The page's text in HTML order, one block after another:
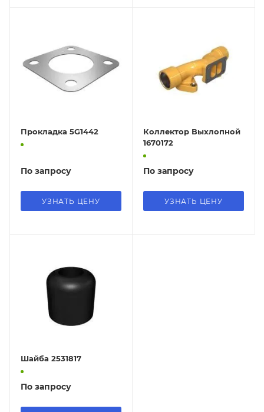
Прокладка 5G1442
По запросу
УЗНАТЬ ЦЕНУ
Коллектор Выхлопной
1670172
По запросу
УЗНАТЬ ЦЕНУ
Шайба 2531817
По запросу